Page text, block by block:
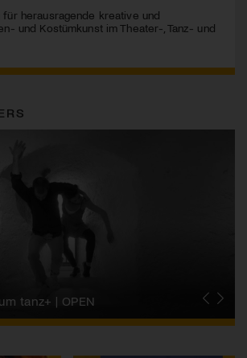
für herausragende kreative und
und Kostümkunst im Theater-, Tanz- und
| Tanzfestival Steps
tanz+ | OPEN